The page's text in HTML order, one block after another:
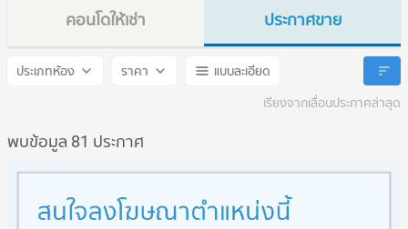
คอนโดให้เช่า
Lumpini Suite Phetchaburi - Makkasan
ประกาศขาย
Lumpini Suite
ประเภทห้อง ราคา
แบบละเอียด
เรียงจากเลื่อนประกาศล่าสุด
พบข้อมูล 81 ประกาศ